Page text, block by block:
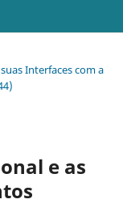
Interfaces com a
e as